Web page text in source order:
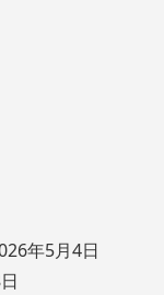
年5月4日